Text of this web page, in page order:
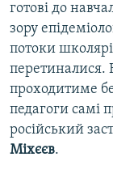
готові до
зору
потоки
перетиналися.
проходитиме
педагоги самі
російський
Міхєєв.